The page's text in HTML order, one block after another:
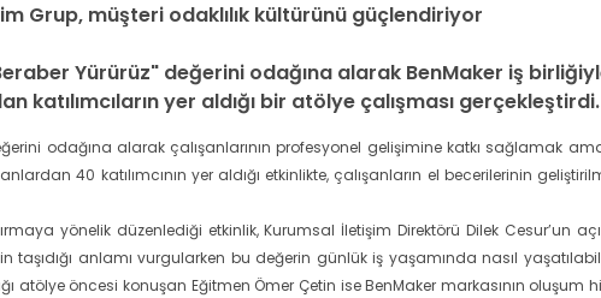
Grup, müşteri odaklılık kültürünü güçlendiriyor
Yürürüz" değerini odağına alarak BenMaker iş
katılımcıların yer aldığı bir atölye çalışması gerçekleştirdi.
odağına alarak çalışanlarının profesyonel gelişimine katkı sağlamak
40 katılımcının yer aldığı etkinlikte, çalışanların el becerilerinin
yönelik düzenlediği etkinlik, Kurumsal İletişim Direktörü Dilek Cesur’un
taşıdığı anlamı vurgularken bu değerin günlük iş yaşamında nasıl
atölye öncesi konuşan Eğitmen Ömer Çetin ise BenMaker markasının oluşum